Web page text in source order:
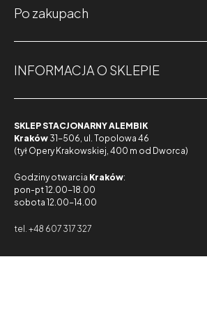
Po zakupach
INFORMACJA O SKLEPIE
SKLEP STACJONARNY ALEMBIK
Kraków 31-506, ul. Topolowa 46
(tył Opery Krakowskiej, 400 m od Dworca)
Godziny otwarcia Kraków:
pon-pt 12.00-18.00
sobota 12.00-14.00
tel. +48 607 317 327